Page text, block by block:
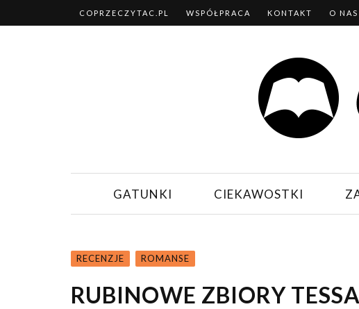
COPRZECZYTAC.PL WSPÓŁPRACA KONTAKT O NAS
GATUNKI CIEKAWOSTKI
RECENZJE ROMANSE
RUBINOWE ZBIORY